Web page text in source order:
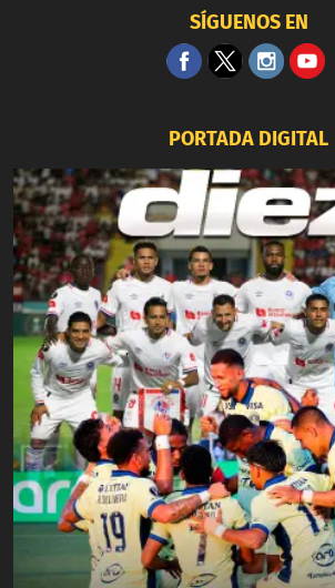
SÍGUENOS EN
PORTADA DIGITAL